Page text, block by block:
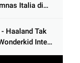
Italia di
Haaland Tak
Inter